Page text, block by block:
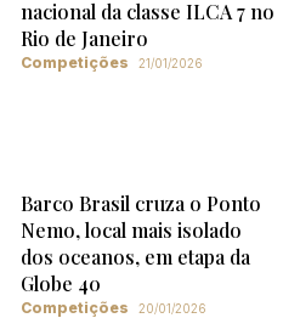
nacional da classe ILCA 7 no
Rio de Janeiro
Competições 21/01/2026
Barco Brasil cruza o Ponto
Nemo, local mais isolado
dos oceanos, em etapa da
Globe 40
Competições 20/01/2026